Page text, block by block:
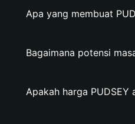
Apa yang membuat
Bagaimana potensi
Apakah harga PUDSEY